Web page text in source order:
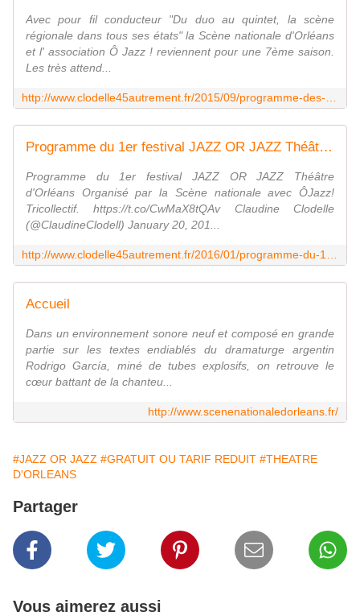
Avec pour fil conducteur "Du duo au quintet, la scène
régionale dans tous ses états" la Scène nationale d'Orléans
et l' association Ô Jazz ! reviennent pour une 7ème saison.
Les très attend...
Programme du 1er festival JAZZ OR JAZZ Théâtre... - VIVRE AUTREMENT VOS LOISIRS avec Clodelle
Programme du 1er festival JAZZ OR JAZZ Théâtre
d'Orléans Organisé par la Scène nationale avec ÔJazz!
Tricollectif. https://t.co/CwMaX8tQAv Claudine Clodelle
(@ClaudineClodell) January 20, 201...
Accueil
Dans un environnement sonore neuf et composé en grande
partie sur les textes endiablés du dramaturge argentin
Rodrigo García, miné de tubes explosifs, on retrouve le
cœur battant de la chanteu...
http://www.scenenationaledorleans.fr/
#JAZZ OR JAZZ #GRATUIT OU TARIF REDUIT #THEATRE
D'ORLEANS
Partager
Vous aimerez aussi